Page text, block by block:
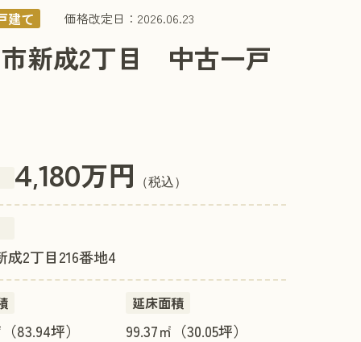
建て 価格改定日：2026.06.23
新成2丁目 中古一戸
4,180万円 （税込）
成2丁目216番地4
83.94坪）
延床面積
99.37㎡（30.05坪）